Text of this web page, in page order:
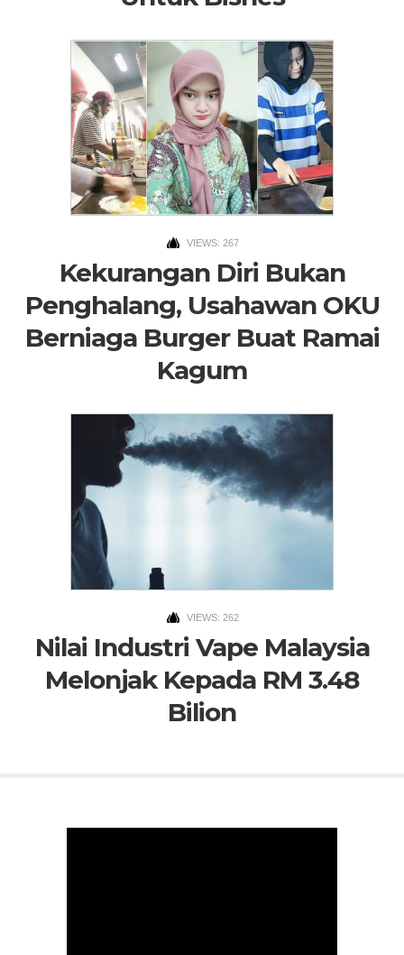
VIEWS: 267
Kekurangan Diri Bukan
Penghalang, Usahawan OKU
Berniaga Burger Buat Ramai
Kagum
VIEWS: 262
Nilai Industri Vape Malaysia
Melonjak Kepada RM 3.48
Bilion